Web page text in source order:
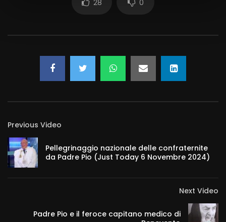
28 0
Previous Video
Pellegrinaggio nazionale delle confraternite
da Padre Pio (Just Today 6 Novembre 2024)
Next Video
Padre Pio e il feroce capitano medico di